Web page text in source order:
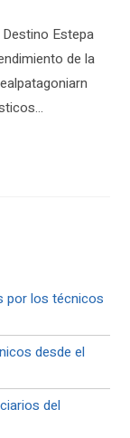
Estepa
de la
por los técnicos
desde el
del